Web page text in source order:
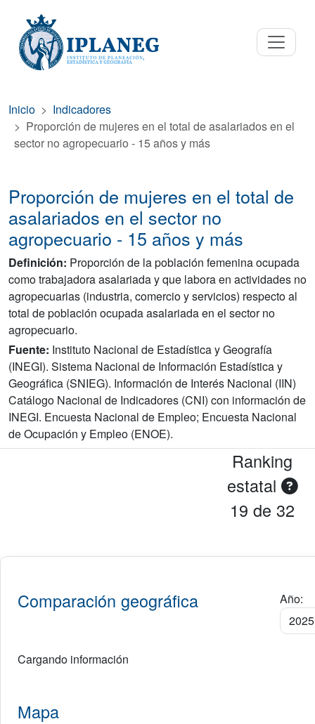
Inicio
Indicadores
Proporción de mujeres en el total de asalariados en el
sector no agropecuario - 15 años y más
Proporción de mujeres en el total de
asalariados en el sector no
agropecuario - 15 años y más
Definición: Proporción de la población femenina ocupada
como trabajadora asalariada y que labora en actividades no
agropecuarias (industria, comercio y servicios) respecto al
total de población ocupada asalariada en el sector no
agropecuario.
Fuente: Instituto Nacional de Estadística y Geografía
(INEGI). Sistema Nacional de Información Estadística y
Geográfica (SNIEG). Información de Interés Nacional (IIN)
Catálogo Nacional de Indicadores (CNI) con información de
INEGI. Encuesta Nacional de Empleo; Encuesta Nacional
de Ocupación y Empleo (ENOE).
Ranking
estatal
19 de 32
Comparación geográfica Año:
Cargando información
Mapa